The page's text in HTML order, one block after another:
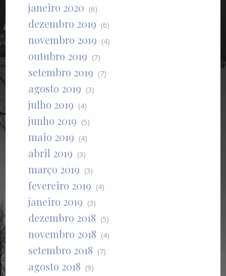
janeiro 2020 (6)
dezembro 2019 (6)
novembro 2019 (4)
outubro 2019 (7)
setembro 2019 (7)
agosto 2019 (3)
julho 2019 (4)
junho 2019 (5)
maio 2019 (4)
abril 2019 (3)
março 2019 (3)
fevereiro 2019 (4)
janeiro 2019 (3)
dezembro 2018 (5)
novembro 2018 (4)
setembro 2018 (7)
agosto 2018 (9)